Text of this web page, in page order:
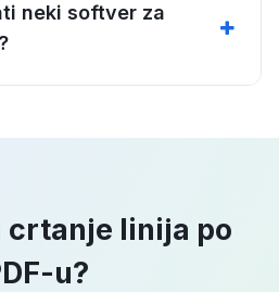
neki softver za
crtanje linija po
u?